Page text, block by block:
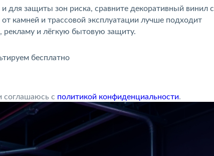
для защиты зон риска, сравните декоративный винил с
камней и трассовой эксплуатации лучше подходит
рекламу и лёгкую бытовую защиту.
бесплатно
соглашаюсь с политикой конфиденциальности.